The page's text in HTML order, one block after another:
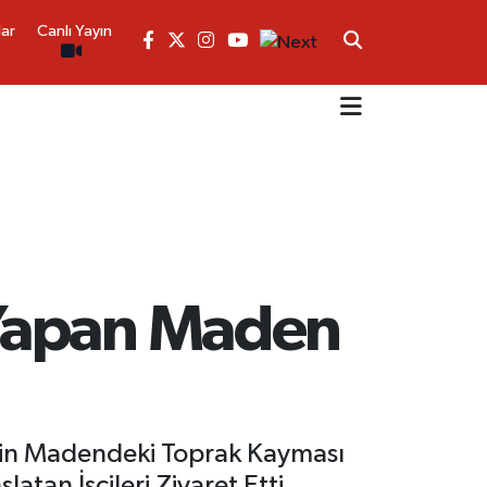
Canlı Yayın
Maden
Madendeki Toprak Kayması